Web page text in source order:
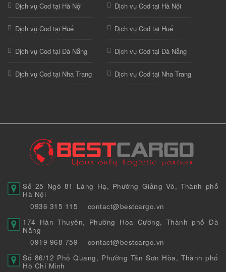
Dịch vụ Cod tại Hà Nội
Dịch vụ Cod tại Huế
Dịch vụ Cod tại Đà Nẵng
Dịch vụ Cod tại Nha Trang
Dịch vụ Cod tại Hà Nội
Dịch vụ Cod tại Huế
Dịch vụ Cod tại Đà Nẵng
Dịch vụ Cod tại Nha Trang
Số 25 Ngõ 81 Láng Hạ, Phường Giảng Võ, Thành phố
Hà Nội
0936 315 115
contact@bestcargo.vn
174 Hàn Thuyên, Phường Hòa Cường, Thành phố Đà
Nẵng
0919 968 759
contact@bestcargo.vn
Số 86/12 Phổ Quang, Phường Tân Sơn Hòa, Thành phố
Hồ Chí Minh